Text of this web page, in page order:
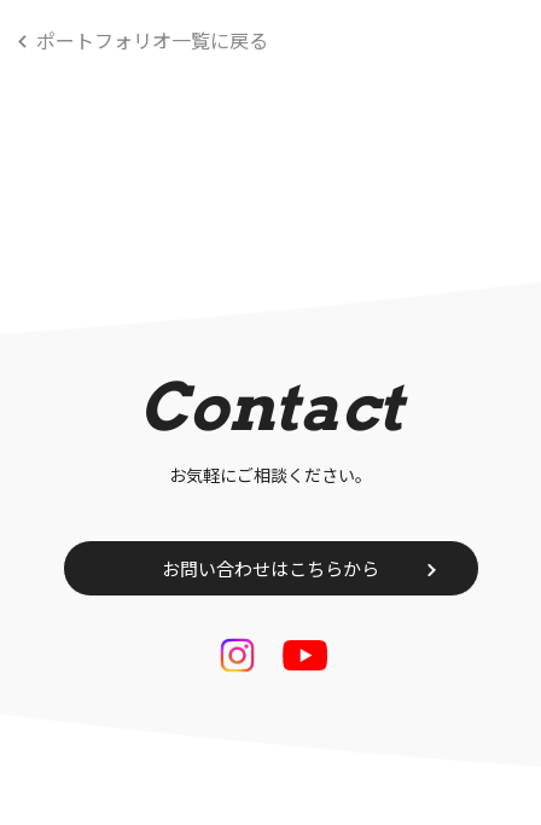
ポートフォリオ一覧に戻る
Contact
お気軽にご相談ください。
お問い合わせはこちらから